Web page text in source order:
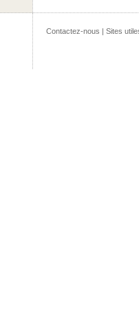
Contactez-nous | Sites